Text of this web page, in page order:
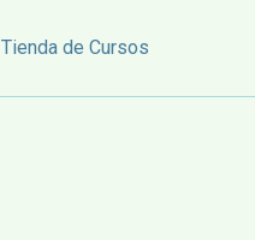
Tienda de Cursos